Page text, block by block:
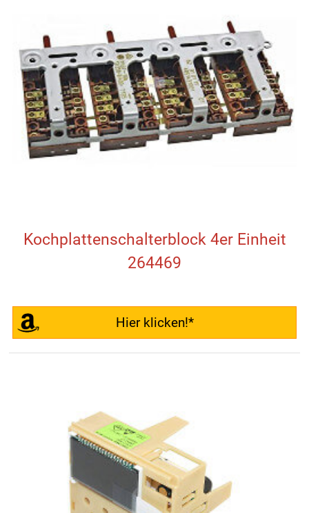
Kochplattenschalterblock 4er Einheit
264469
Hier klicken!*